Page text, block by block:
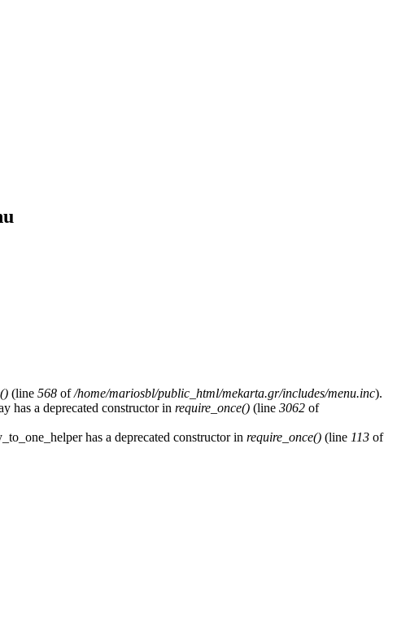
(line 568 of/home/mariosbl/public_html/mekarta.gr/includes/menu.inc).
has a deprecated constructor in require_once() (line 3062 of
has a deprecated constructor in require_once() (line 113 of